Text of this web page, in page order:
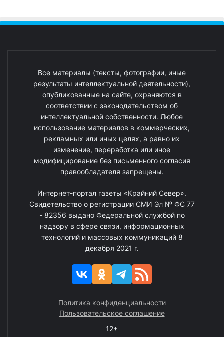
Все материалы (тексты, фотографии, иные
результаты интеллектуальной деятельности),
опубликованные на сайте, охраняются в
соответствии с законодательством об
интеллектуальной собственности. Любое
использование материалов в коммерческих,
рекламных или иных целях, а равно их
изменение, переработка или иное
модифицирование без письменного согласия
правообладателя запрещены.
Интернет-портал газеты «Крайний Север».
Свидетельство о регистрации СМИ Эл № ФС 77
- 82356 выдано Федеральной службой по
надзору в сфере связи, информационных
технологий и массовых коммуникаций 8
декабря 2021 г.
Политика конфиденциальности
Пользовательское соглашение
12+